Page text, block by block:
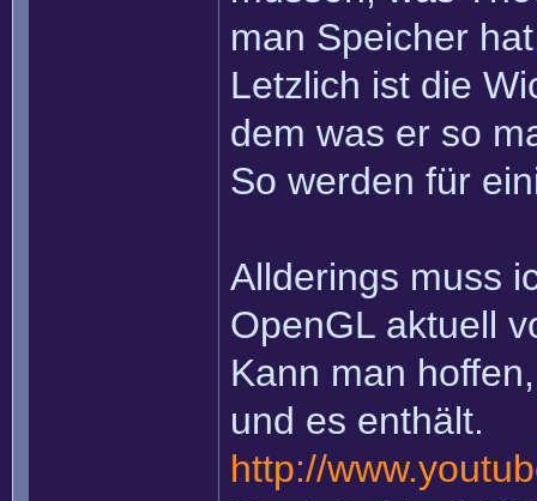
man Speicher
Letzlich ist die
dem was er so
So werden für
Allderings muss
OpenGL aktuell
Kann man
und es enthält.
http://